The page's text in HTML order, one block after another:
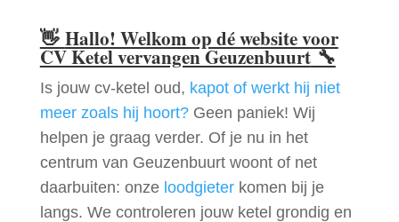
👋 Hallo! Welkom op dé website voor
CV Ketel vervangen Geuzenbuurt🔧
Is jouw cv-ketel oud, kapot of werkt hij niet
meer zoals hij hoort?Geen paniek! Wij
helpen je graag verder. Of je nu in het
centrum van Geuzenbuurt woont of net
daarbuiten: onze loodgieterkomen bij je
langs. We controleren jouw ketel grondig en